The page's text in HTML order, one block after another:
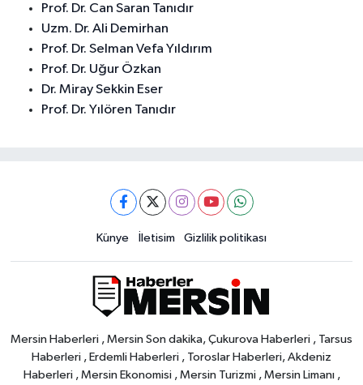
Prof. Dr. Can Saran Tanıdır
Uzm. Dr. Ali Demirhan
Prof. Dr. Selman Vefa Yıldırım
Prof. Dr. Uğur Özkan
Dr. Miray Sekkin Eser
Prof. Dr. Yılören Tanıdır
Künye İletisim Gizlilik politikası
Mersin Haberleri , Mersin Son dakika, Çukurova Haberleri , Tarsus
Haberleri , Erdemli Haberleri , Toroslar Haberleri, Akdeniz
Haberleri , Mersin Ekonomisi , Mersin Turizmi , Mersin Limanı ,